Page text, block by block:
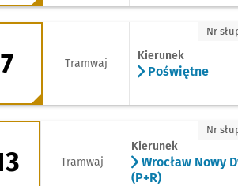
Poświętne
7 Tramwaj
Kierunek
Poświętne
Nr
kierunek Wrocław Nowy
Tramwaj
Kierunek
Wrocław Nowy
(P+R)
Nr